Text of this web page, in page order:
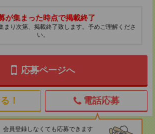
が集まった時点で掲載終了
まり次第、掲載終了致します。予めご理解くださ
い。
応募ページへ
！ 電話応募
会員登録しなくても応募できます